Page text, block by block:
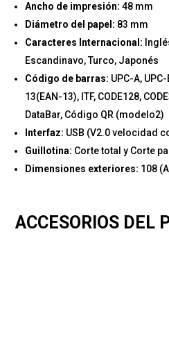
Ancho de impresión: 48 mm
Diámetro del papel: 83 mm
Caracteres Internacional:
Escandinavo, Turco, Japonés
Código de barras: UPC-A,
13(EAN-13), ITF, CODE128,
DataBar, Código QR (modelo2)
Interfaz: USB (V2.0 velocidad
Guillotina: Corte total y Corte
Dimensiones exteriores: 108
ACCESORIOS DEL